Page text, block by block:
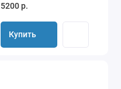
5200 р.
Купить